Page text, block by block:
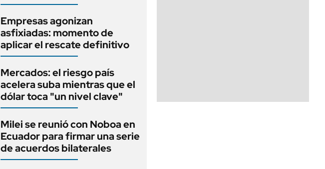
Empresas agonizan
asfixiadas: momento de
aplicar el rescate definitivo
Mercados: el riesgo país
acelera suba mientras que el
dólar toca "un nivel clave"
Milei se reunió con Noboa en
Ecuador para firmar una serie
de acuerdos bilaterales